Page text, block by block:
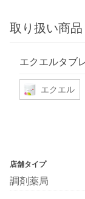
取り扱い商品
エクエルタブ
エクエル
店舗タイプ
調剤薬局